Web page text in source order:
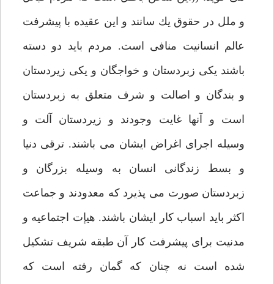
و ملل در حقوق يك سانند و اين عقيده با پيشرفت
عالم انسانيت منافى است. مردم بايد دو دسته
باشند يكى زبردستان و خواجگان و يكى زيردستان
و بندگان و اصالت و شرف متعلق به زبردستان
است و آنها غايت وجودند و زيردستان آلت و
وسيله اجراى اغراض ايشان مى باشند. ترقى دنيا
و بسط زندگانى انسان به وسيله بزرگان و
زبردستان صورت مى پذيرد كه معدودند و جماعت
اكثر بايد اسباب كار ايشان باشند. هيإت اجتماعيه و
مدنيت براى پيشرفت كار آن طبقه شريف تشكيل
شده است نه چنان كه گمان رفته است كه